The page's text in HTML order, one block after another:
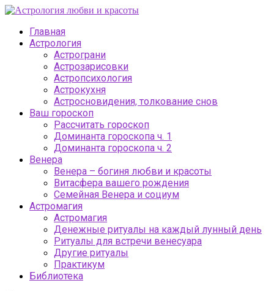
Главная
Астрология
Астрограни
Астрозарисовки
Астропсихология
Астрокухня
Астросновидения, толкование снов
Ваш гороскоп
Рассчитать гороскоп
Доминанта гороскопа ч. 1
Доминанта гороскопа ч. 2
Венера
Венера – богиня любви и красоты
Витасфера вашего рождения
Семейная Венера и социум
Астромагия
Астромагия
Денежные ритуалы на каждый лунный день
Ритуалы для встречи венесуара
Другие ритуалы
Практикум
Библиотека